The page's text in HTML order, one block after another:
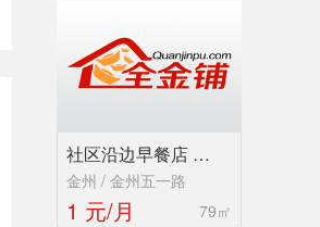
社区沿边早餐店 …
金州 / 金州五一路
1 元/月 79㎡